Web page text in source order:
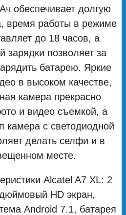
обеспечивает долгую
время работы в режиме
до 18 часов, а
зарядки позволяет за
батарею. Яркие
в высоком качестве,
камера прекрасно
и видео съемкой, а
камера с светодиодной
делать селфи и в
месте.
Alcatel A7 XL: 2
HD экран,
Android 7.1, батарея